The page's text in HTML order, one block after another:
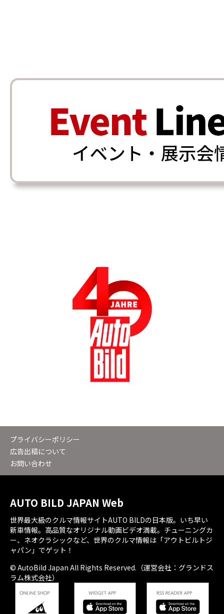
プライバシーポリシー
広告出稿について
お問い合わせ
AUTO BILD JAPAN Web
世界最大級のクルマ情報サイトAUTO BILDの日本版。いち早い
新車情報。高品質なオリジナル動画ビデオ満載。チューニングカ
ー、ネオクラシックなど、世界のクルマ情報は「アウトビルトジ
ャパン」でゲット！
© AutoBild Japan All Rights Reserved.（運営会社：グランドス
ラム株式会社）